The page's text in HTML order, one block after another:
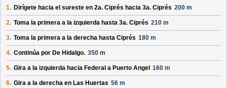
1. Dirígete hacia el sureste en 2a. Ciprés hacia 3a. Ciprés 200 m
2. Toma la primera a la izquierda hasta 3a. Ciprés 210 m
3. Toma la primera a la derecha hasta Ciprés 180 m
4. Continúa por De Hidalgo. 350 m
5. Gira a la izquierda hacia Federal a Puerto Angel 160 m
6. Gira a la derecha en Las Huertas 56 m